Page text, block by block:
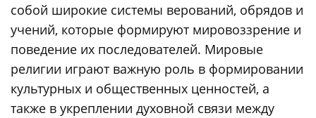
собой широкие системы верований, обрядов и
учений, которые формируют мировоззрение и
поведение их последователей. Мировые
религии играют важную роль в формировании
культурных и общественных ценностей, а
также в укреплении духовной связи между